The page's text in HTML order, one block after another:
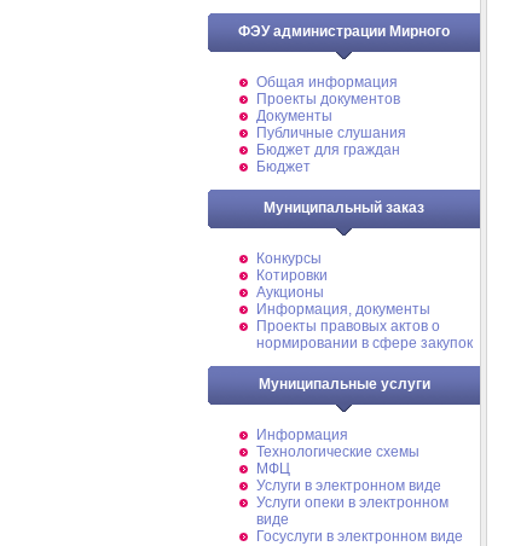
ФЭУ администрации Мирного
Общая информация
Проекты документов
Документы
Публичные слушания
Бюджет для граждан
Бюджет
Муниципальный заказ
Конкурсы
Котировки
Аукционы
Информация, документы
Проекты правовых актов о
нормировании в сфере закупок
Муниципальные услуги
Информация
Технологические схемы
МФЦ
Услуги в электронном виде
Услуги опеки в электронном
виде
Госуслуги в электронном виде